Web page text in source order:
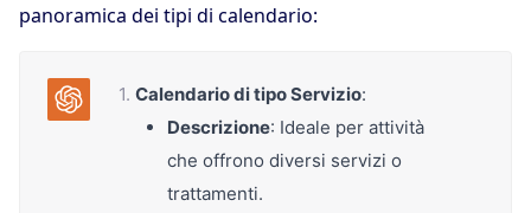
panoramica dei tipi di calendario:
Calendario di tipo Servizio:
Descrizione: Ideale per attività
che offrono diversi servizi o
trattamenti.